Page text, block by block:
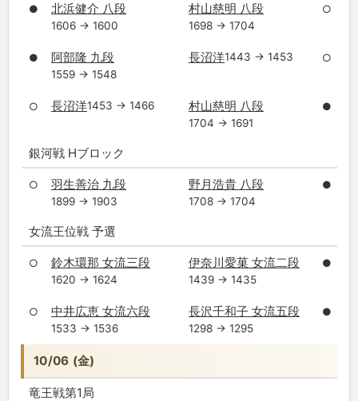
● 北浜健介 八段
1606 → 1600
村山慈明 八段
1698 → 1704
○
● 阿部隆 九段
1559 → 1548
長沼洋1443 → 1453 ○
○ 長沼洋1453 → 1466 村山慈明 八段
1704 → 1691
●
銀河戦 Hブロック
○ 羽生善治 九段
1899 → 1903
野月浩貴 八段
1708 → 1704
●
女流王位戦 予選
○ 鈴木環那 女流三段
1620 → 1624
伊奈川愛菓 女流二段
1439 → 1435
●
○ 中井広恵 女流六段
1533 → 1536
長沢千和子 女流五段
1298 → 1295
●
10/06 (金)
竜王戦第1局